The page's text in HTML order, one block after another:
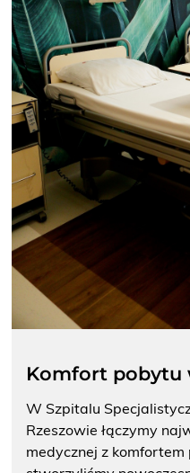
KONTAKT
ONKOLOGIA
STOMATOLOGIA
SZUKAJ
Bezpłatne
przez cały
bezpłatne
Badania
Komfort pobytu
W Szpitalu
Rzeszowie łączymy
medycznej z